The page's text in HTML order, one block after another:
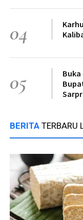
04
05
Buka
BERITA TERBARU